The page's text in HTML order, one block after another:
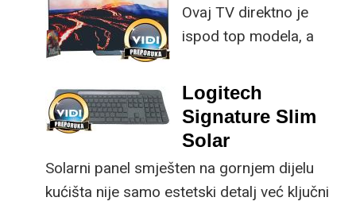
istovremeno
implementirao
ključne svakom
korisniku.
Ovaj TV direktno je
ispod top modela, a
male ustupke možete
osjetno uštedjeti pri
kupnji.
Logitech
Signature Slim
Solar
Solarni panel smješten na gornjem dijelu
kućišta nije samo estetski detalj već ključni